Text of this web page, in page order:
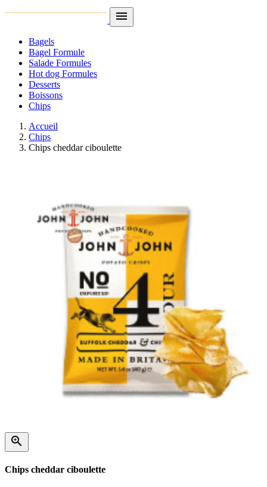

Bagels
Bagel Formule
Salade Formules
Hot dog Formules
Desserts
Boissons
Chips
Accueil
Chips
Chips cheddar ciboulette

Chips cheddar ciboulette